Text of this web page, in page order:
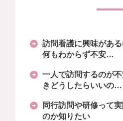
訪問看護に興味があ
何もわからず不安…
一人で訪問するのが
きどうしたらいいの…
同行訪問や研修って
のか知りたい